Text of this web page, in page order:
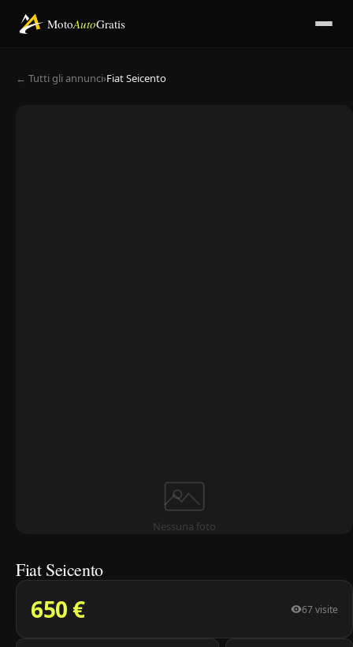
MotoAutoGratis
← Tutti gli annunci›Fiat Seicento
Nessuna foto
Fiat Seicento
650 € 67 visite